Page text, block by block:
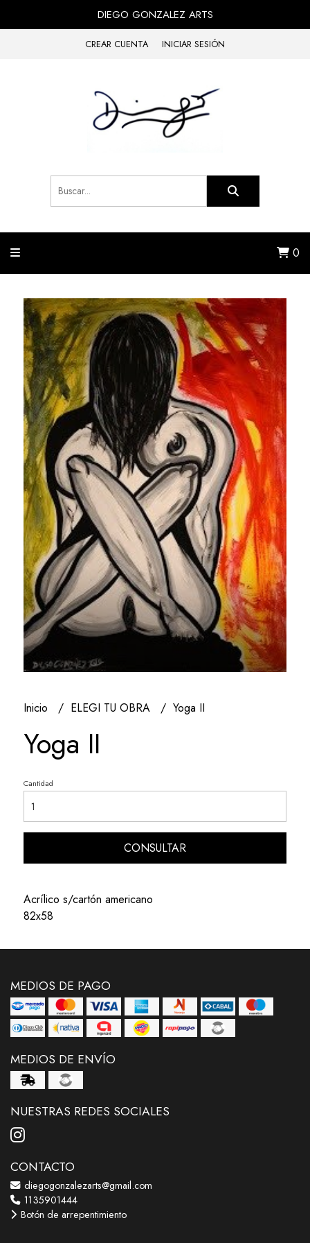
DIEGO GONZALEZ ARTS
CREAR CUENTA INICIAR SESIÓN
0
Inicio ELEGI TU OBRA Yoga II
Yoga II
Cantidad
CONSULTAR
Acrílico s/cartón americano
82x58
MEDIOS DE PAGO
MEDIOS DE ENVÍO
NUESTRAS REDES SOCIALES
CONTACTO
diegogonzalezarts@gmail.com
1135901444
Botón de arrepentimiento